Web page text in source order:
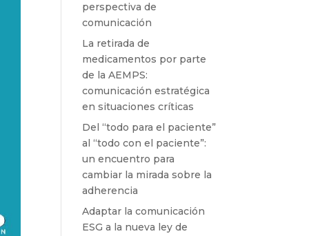
perspectiva de
comunicación
La retirada de
medicamentos por parte
de la AEMPS:
comunicación estratégica
en situaciones críticas
Del “todo para el paciente”
al “todo con el paciente”:
un encuentro para
cambiar la mirada sobre la
adherencia
Adaptar la comunicación
ESG a la nueva ley de